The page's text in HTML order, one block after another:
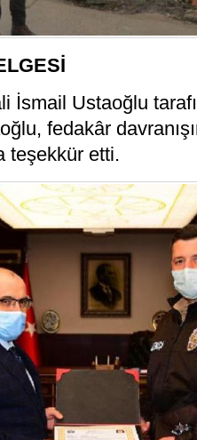
İsmail Ustaoğlu
fedakâr
teşekkür etti.